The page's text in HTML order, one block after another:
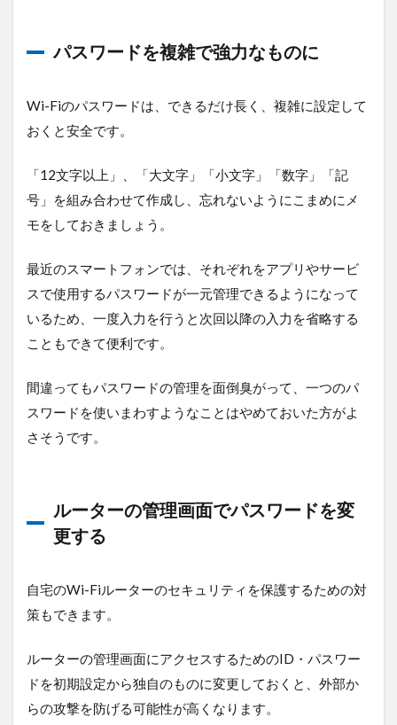
パスワードを複雑で強力なものに
Wi-Fiのパスワードは、できるだけ長く、複雑に設定して
おくと安全です。
「12文字以上」、「大文字」「小文字」「数字」「記
号」を組み合わせて作成し、忘れないようにこまめにメ
モをしておきましょう。
最近のスマートフォンでは、それぞれをアプリやサービ
スで使用するパスワードが一元管理できるようになって
いるため、一度入力を行うと次回以降の入力を省略する
こともできて便利です。
間違ってもパスワードの管理を面倒臭がって、一つのパ
スワードを使いまわすようなことはやめておいた方がよ
さそうです。
ルーターの管理画面でパスワードを変
更する
自宅のWi-Fiルーターのセキュリティを保護するための対
策もできます。
ルーターの管理画面にアクセスするためのID・パスワー
ドを初期設定から独自のものに変更しておくと、外部か
らの攻撃を防げる可能性が高くなります。